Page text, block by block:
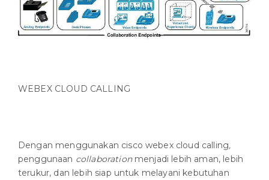
WEBEX CLOUD CALLING
Dengan menggunakan cisco webex cloud calling,
penggunaan collaborationmenjadi lebih aman, lebih
terukur, dan lebih siap untuk melayani kebutuhan